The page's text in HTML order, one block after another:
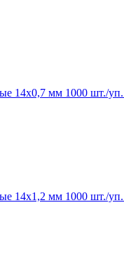
14x0,7 мм 1000 шт./
14x1,2 мм 1000 шт./